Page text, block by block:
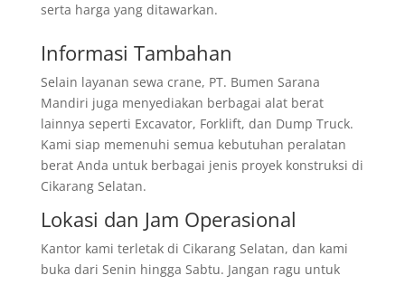
serta harga yang ditawarkan.
Informasi Tambahan
Selain layanan sewa crane, PT. Bumen Sarana
Mandiri juga menyediakan berbagai alat berat
lainnya seperti Excavator, Forklift, dan Dump Truck.
Kami siap memenuhi semua kebutuhan peralatan
berat Anda untuk berbagai jenis proyek konstruksi di
Cikarang Selatan.
Lokasi dan Jam Operasional
Kantor kami terletak di Cikarang Selatan, dan kami
buka dari Senin hingga Sabtu. Jangan ragu untuk